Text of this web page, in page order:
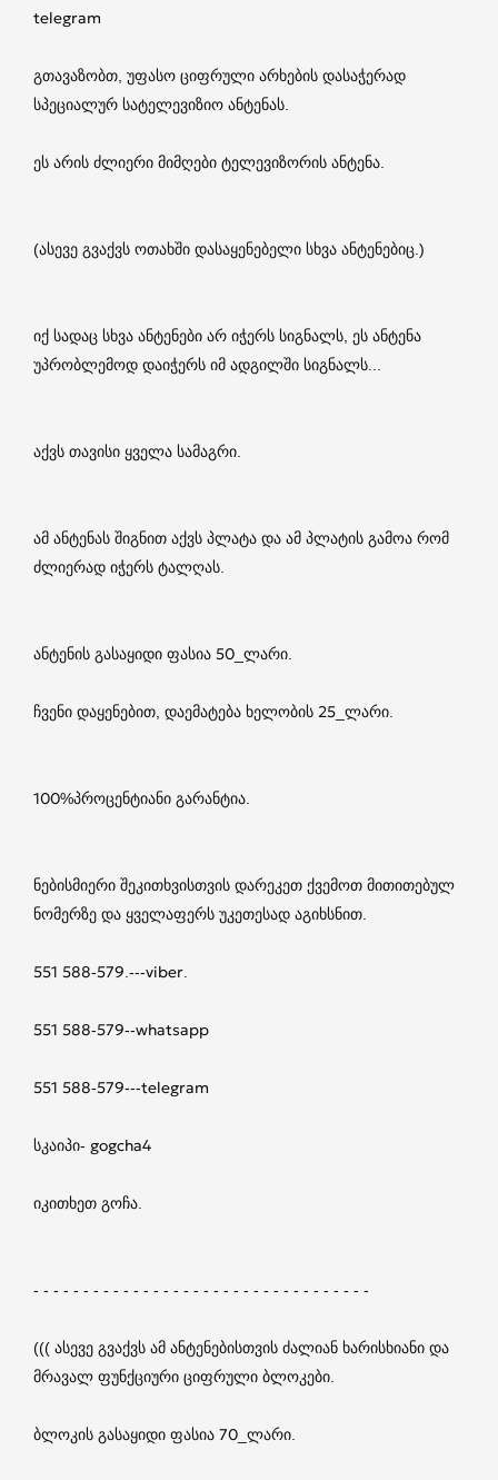
telegram
გთავაზობთ, უფასო ციფრული არხების დასაჭერად
სპეციალურ სატელევიზიო ანტენას.
ეს არის ძლიერი მიმღები ტელევიზორის ანტენა.
(ასევე გვაქვს ოთახში დასაყენებელი სხვა ანტენებიც.)
იქ სადაც სხვა ანტენები არ იჭერს სიგნალს, ეს ანტენა
უპრობლემოდ დაიჭერს იმ ადგილში სიგნალს...
აქვს თავისი ყველა სამაგრი.
ამ ანტენას შიგნით აქვს პლატა და ამ პლატის გამოა რომ
ძლიერად იჭერს ტალღას.
ანტენის გასაყიდი ფასია 50_ლარი.
ჩვენი დაყენებით, დაემატება ხელობის 25_ლარი.
100%პროცენტიანი გარანტია.
ნებისმიერი შეკითხვისთვის დარეკეთ ქვემოთ მითითებულ
ნომერზე და ყველაფერს უკეთესად აგიხსნით.
551 588-579.---viber.
551 588-579--whatsapp
551 588-579---telegram
სკაიპი- gogcha4
იკითხეთ გოჩა.
- - - - - - - - - - - - - - - - - - - - - - - - - - - - - - - - - -
((( ასევე გვაქვს ამ ანტენებისთვის ძალიან ხარისხიანი და
მრავალ ფუნქციური ციფრული ბლოკები.
ბლოკის გასაყიდი ფასია 70_ლარი.